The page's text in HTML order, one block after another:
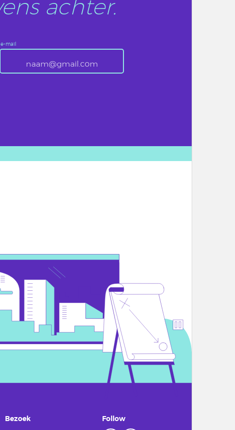
achter.
e-mail
Bezoek Follow